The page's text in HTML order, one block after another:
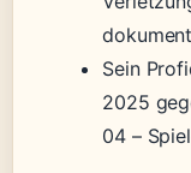
Sein
2025
04 –